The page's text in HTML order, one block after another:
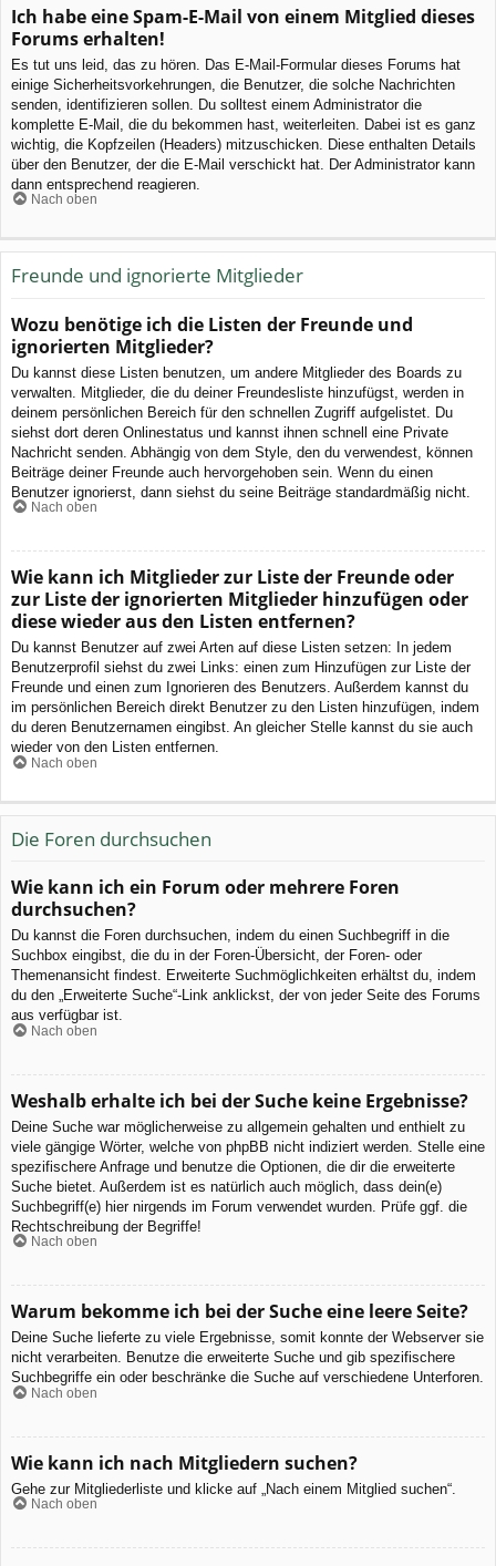
Ich habe eine Spam-E-Mail von einem Mitglied dieses
Forums erhalten!
Es tut uns leid, das zu hören. Das E-Mail-Formular dieses Forums hat
einige Sicherheitsvorkehrungen, die Benutzer, die solche Nachrichten
senden, identifizieren sollen. Du solltest einem Administrator die
komplette E-Mail, die du bekommen hast, weiterleiten. Dabei ist es ganz
wichtig, die Kopfzeilen (Headers) mitzuschicken. Diese enthalten Details
über den Benutzer, der die E-Mail verschickt hat. Der Administrator kann
dann entsprechend reagieren.
Nach oben
Freunde und ignorierte Mitglieder
Wozu benötige ich die Listen der Freunde und
ignorierten Mitglieder?
Du kannst diese Listen benutzen, um andere Mitglieder des Boards zu
verwalten. Mitglieder, die du deiner Freundesliste hinzufügst, werden in
deinem persönlichen Bereich für den schnellen Zugriff aufgelistet. Du
siehst dort deren Onlinestatus und kannst ihnen schnell eine Private
Nachricht senden. Abhängig von dem Style, den du verwendest, können
Beiträge deiner Freunde auch hervorgehoben sein. Wenn du einen
Benutzer ignorierst, dann siehst du seine Beiträge standardmäßig nicht.
Nach oben
Wie kann ich Mitglieder zur Liste der Freunde oder
zur Liste der ignorierten Mitglieder hinzufügen oder
diese wieder aus den Listen entfernen?
Du kannst Benutzer auf zwei Arten auf diese Listen setzen: In jedem
Benutzerprofil siehst du zwei Links: einen zum Hinzufügen zur Liste der
Freunde und einen zum Ignorieren des Benutzers. Außerdem kannst du
im persönlichen Bereich direkt Benutzer zu den Listen hinzufügen, indem
du deren Benutzernamen eingibst. An gleicher Stelle kannst du sie auch
wieder von den Listen entfernen.
Nach oben
Die Foren durchsuchen
Wie kann ich ein Forum oder mehrere Foren
durchsuchen?
Du kannst die Foren durchsuchen, indem du einen Suchbegriff in die
Suchbox eingibst, die du in der Foren-Übersicht, der Foren- oder
Themenansicht findest. Erweiterte Suchmöglichkeiten erhältst du, indem
du den „Erweiterte Suche“-Link anklickst, der von jeder Seite des Forums
aus verfügbar ist.
Nach oben
Weshalb erhalte ich bei der Suche keine Ergebnisse?
Deine Suche war möglicherweise zu allgemein gehalten und enthielt zu
viele gängige Wörter, welche von phpBB nicht indiziert werden. Stelle eine
spezifischere Anfrage und benutze die Optionen, die dir die erweiterte
Suche bietet. Außerdem ist es natürlich auch möglich, dass dein(e)
Suchbegriff(e) hier nirgends im Forum verwendet wurden. Prüfe ggf. die
Rechtschreibung der Begriffe!
Nach oben
Warum bekomme ich bei der Suche eine leere Seite?
Deine Suche lieferte zu viele Ergebnisse, somit konnte der Webserver sie
nicht verarbeiten. Benutze die erweiterte Suche und gib spezifischere
Suchbegriffe ein oder beschränke die Suche auf verschiedene Unterforen.
Nach oben
Wie kann ich nach Mitgliedern suchen?
Gehe zur Mitgliederliste und klicke auf „Nach einem Mitglied suchen“.
Nach oben